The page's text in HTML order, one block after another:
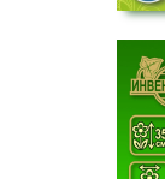
-